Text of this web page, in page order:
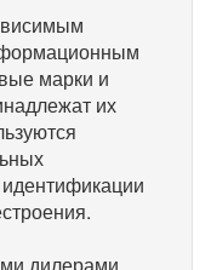
марки и
их
дилерами